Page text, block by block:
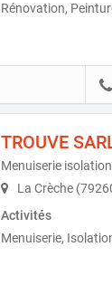
Rénovation,
TROUVE
Menuiserie isolation
La Crèche
Activités
Menuiserie,